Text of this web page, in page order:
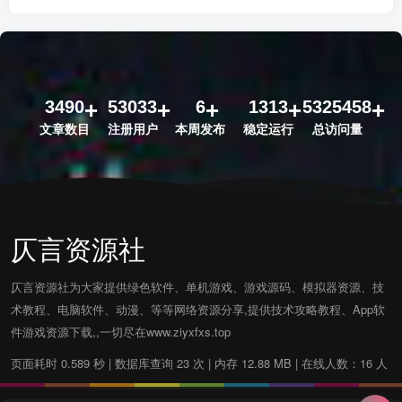
3490
文章数目
53033
注册用户
6
本周发布
1313
稳定运行
5325458
总访问量
仄言资源社
仄言资源社为大家提供绿色软件、单机游戏、游戏源码、模拟器资源、技
术教程、电脑软件、动漫、等等网络资源分享,提供技术攻略教程、App软
件游戏资源下载,,一切尽在www.ziyxfxs.top
页面耗时 0.589 秒 | 数据库查询 23 次 | 内存 12.88 MB | 在线人数：16 人